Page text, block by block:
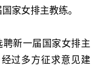
家女排主教练。
新一届国家女排主
过多方征求意见建